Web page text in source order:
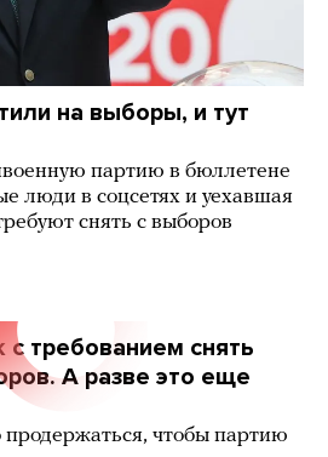
на выборы, и тут
партию в бюллетене
люди в соцсетях и уехавшая
снять с выборов
с требованием снять
А разве это еще
чтобы партию